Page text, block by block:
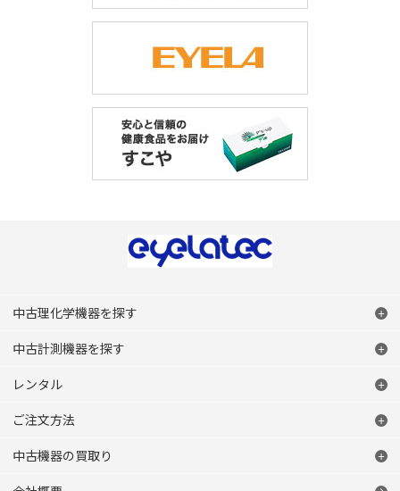
中古理化学機器を探す
中古計測機器を探す
レンタル
ご注文方法
中古機器の買取り